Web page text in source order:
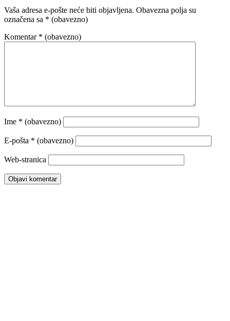
Vaša adresa e-pošte neće biti objavljena. Obavezna polja su
označena sa * (obavezno)
Komentar * (obavezno)
Ime * (obavezno)
E-pošta * (obavezno)
Web-stranica